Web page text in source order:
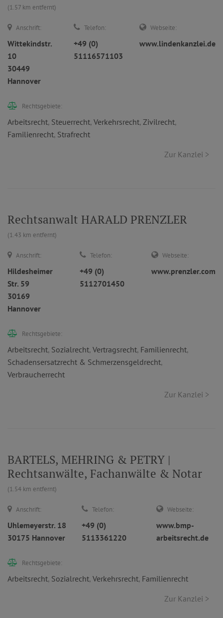
(1.57 km entfernt)
Anschrift:
Wittekindstr.
10
30449
Hannover
Telefon:
+49 (0)
51116571103
Webseite:
www.lindenkanzlei.de
Rechtsgebiete:
Arbeitsrecht, Steuerrecht, Verkehrsrecht, Zivilrecht,
Familienrecht, Strafrecht
Zur Kanzlei >
Rechtsanwalt HARALD PRENZLER
(1.43 km entfernt)
Anschrift:
Hildesheimer
Str. 59
30169
Hannover
Telefon:
+49 (0)
5112701450
Webseite:
www.prenzler.com
Rechtsgebiete:
Arbeitsrecht, Sozialrecht, Vertragsrecht, Familienrecht,
Schadensersatzrecht & Schmerzensgeldrecht,
Verbraucherrecht
Zur Kanzlei >
BARTELS, MEHRING & PETRY |
Rechtsanwälte, Fachanwälte & Notar
(1.54 km entfernt)
Anschrift:
Uhlemeyerstr. 18
30175 Hannover
Telefon:
+49 (0)
5113361220
Webseite:
www.bmp-
arbeitsrecht.de
Rechtsgebiete:
Arbeitsrecht, Sozialrecht, Verkehrsrecht, Familienrecht
Zur Kanzlei >